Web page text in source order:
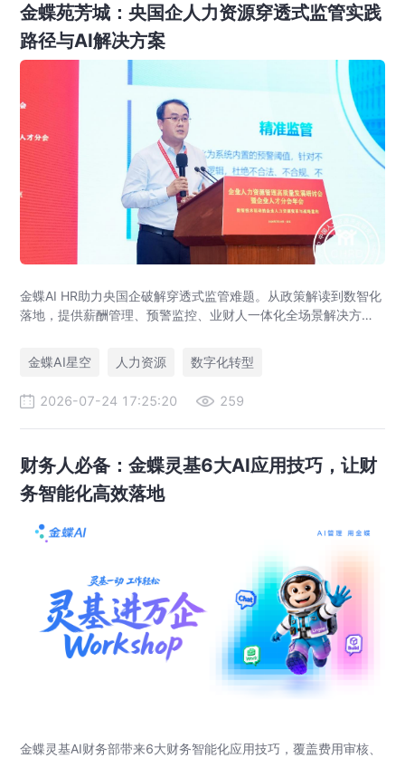
金蝶苑芳城：央国企人力资源穿透式监管实践
路径与AI解决方案
金蝶AI HR助力央国企破解穿透式监管难题。从政策解读到数智化
落地，提供薪酬管理、预警监控、业财人一体化全场景解决方
金蝶AI星空
人力资源 数字化转型
2026-07-24 17:25:20 259
财务人必备：金蝶灵基6大AI应用技巧，让财
务智能化高效落地
金蝶灵基AI财务部带来6大财务智能化应用技巧，覆盖费用审核、